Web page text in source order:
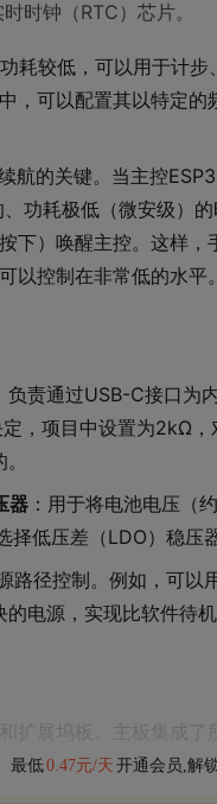
时钟（RTC）芯片。
功耗较低，可以用于计
，可以配置其以特定
航的关键。当主控
功耗极低（微安级）
下）唤醒主控。这样
以控制在非常低的水平
负责通过USB-C接口为
，项目中设置为2kΩ
器 ：用于将电池电压（
择低压差（LDO）稳压
路径控制。例如，可
电源，实现比软件待
扩展坞板。主板集成
最低0.47元/天 开通会员,解